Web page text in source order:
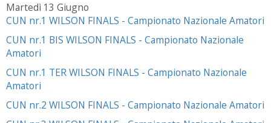
Martedì 13 Giugno
CUN nr.1 WILSON FINALS - Campionato Nazionale Amatori
CUN nr.1 BIS WILSON FINALS - Campionato Nazionale
Amatori
CUN nr.1 TER WILSON FINALS - Campionato Nazionale
Amatori
CUN nr.2 WILSON FINALS - Campionato Nazionale Amatori